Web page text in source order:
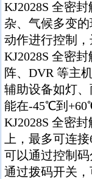
KJ2028S 全密
杂、气候多变
动作进行控制
KJ2028S 全密
阵、DVR 等主
辅助设备如灯
能在-45℃到
KJ2028S 全密
上，最多可连
可以通过控制
通过拨码开关